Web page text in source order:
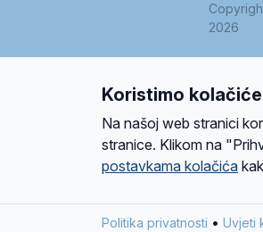
2026
Ova stranica je
Koristimo
Na našoj web stranici
stranice. Klikom na
postavkama kolačića
Politika privatnosti • Uvjeti